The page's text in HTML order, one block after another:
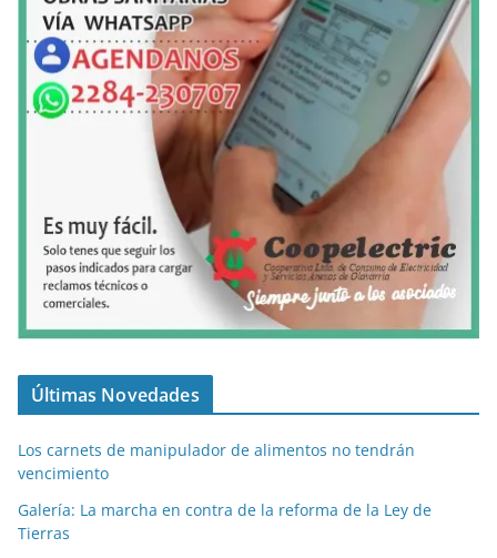
Últimas Novedades
Los carnets de manipulador de alimentos no tendrán
vencimiento
Galería: La marcha en contra de la reforma de la Ley de
Tierras